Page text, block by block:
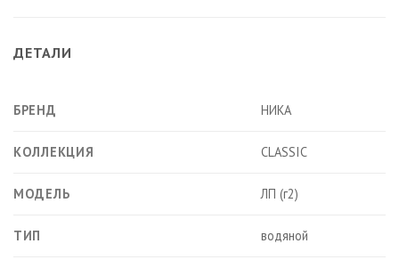
ДЕТАЛИ
БРЕНД НИКА
КОЛЛЕКЦИЯ CLASSIC
МОДЕЛЬ ЛП (г2)
ТИП водяной